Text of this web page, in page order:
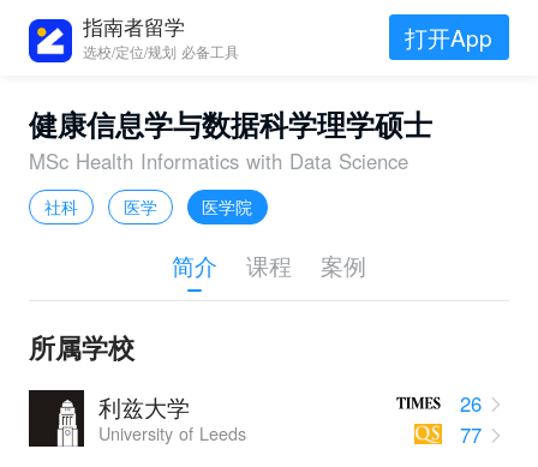
指南者留学
选校/定位/规划 必备工具 打开App
健康信息学与数据科学理学硕士
MSc Health Informatics with Data Science
社科 医学 医学院
简介 课程 案例
所属学校
利兹大学
University of Leeds
26
77